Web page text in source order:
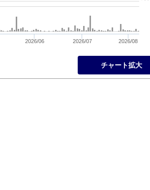
2026/06 2026/07 2026/08
チャート拡大